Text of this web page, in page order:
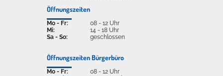
Öffnungszeiten
Mo - Fr:
Mi:
Sa - So:
08 - 12 Uhr
14 - 18 Uhr
geschlossen
Öffnungszeiten Bürgerbüro
Mo - Fr:
08 - 12 Uhr